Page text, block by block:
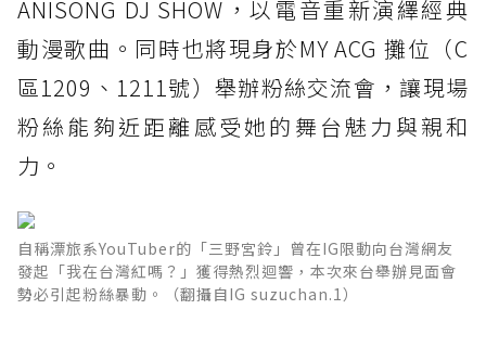
ANISONG DJ SHOW，以電音重新演繹經典
動漫歌曲。同時也將現身於MY ACG 攤位（C
區1209、1211號）舉辦粉絲交流會，讓現場
粉絲能夠近距離感受她的舞台魅力與親和
力。
自稱漂旅系YouTuber的「三野宮鈴」曾在IG限動向台灣網友
發起「我在台灣紅嗎？」獲得熱烈迴響，本次來台舉辦見面會
勢必引起粉絲暴動。（翻攝自IG suzuchan.1）